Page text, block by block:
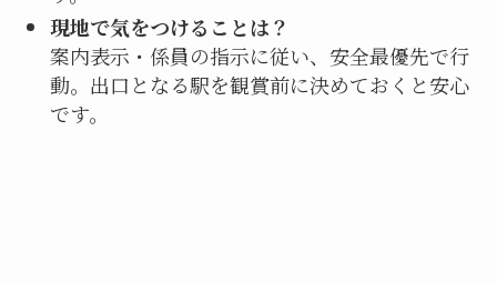
現地で気をつけることは？
案内表示・係員の指示に従い、安全最優先で行
動。出口となる駅を観賞前に決めておくと安心
です。